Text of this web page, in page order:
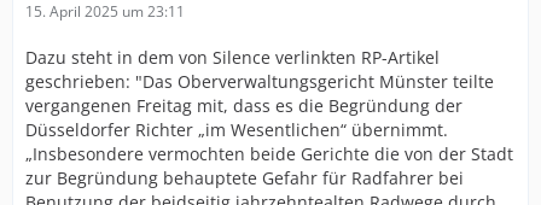
15. April 2025 um 23:11
Dazu steht in dem von Silence verlinkten RP-Artikel
geschrieben: "Das Oberverwaltungsgericht Münster teilte
vergangenen Freitag mit, dass es die Begründung der
Düsseldorfer Richter „im Wesentlichen“ übernimmt.
„Insbesondere vermochten beide Gerichte die von der Stadt
zur Begründung behauptete Gefahr für Radfahrer bei